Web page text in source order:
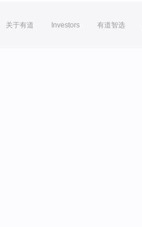
关于有道 Investors 有道智选